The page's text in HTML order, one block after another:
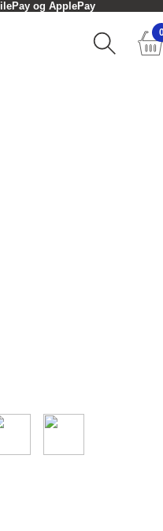
og ApplePay